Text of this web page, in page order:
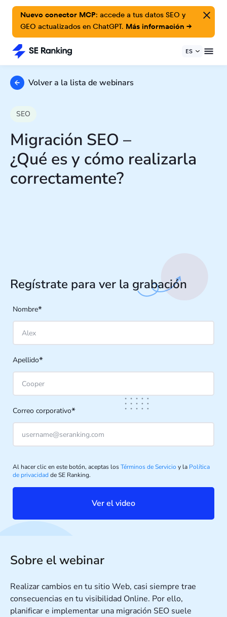
Nuevo conector MCP: accede a tus datos SEO y
GEO actualizados en ChatGPT. Más información →
ES
Volver a la lista de webinars
SEO
Migración SEO –
¿Qué es y cómo realizarla
correctamente?
Regístrate para ver la grabación
Nombre*
Apellido*
Correo corporativo*
Al hacer clic en este botón, aceptas losTérminos de Servicio y la Política
de privacidad de SE Ranking.
Ver el video
Sobre el webinar
Realizar cambios en tu sitio Web, casi siempre trae
consecuencias en tu visibilidad Online. Por ello,
planificar e implementar una migración SEO suele